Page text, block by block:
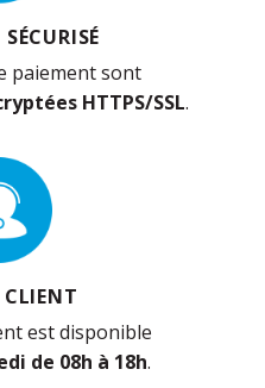
paiement sont
HTTPS/SSL.
CLIENT
est disponible
de 08h à 18h.